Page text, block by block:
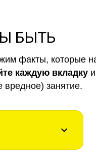
БЫТЬ
факты, которые
каждую вкладку
вредное) занятие.